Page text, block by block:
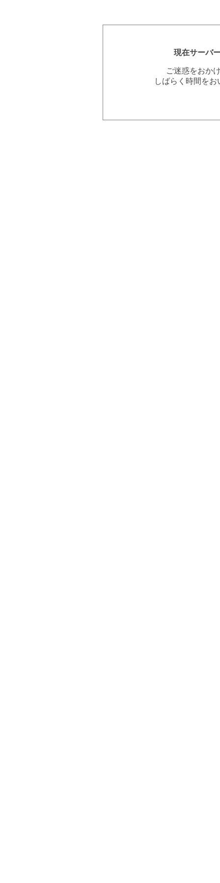
現在サーバ
ご迷惑をおか
しばらく時間を